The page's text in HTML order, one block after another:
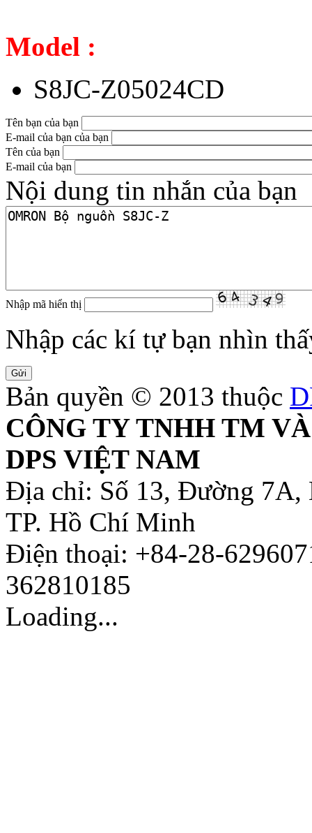
Model :
S8JC-Z05024CD
Tên bạn của bạn
E-mail của bạn của bạn
Tên của bạn
E-mail của bạn
Nội dung tin nhắn của bạn
Nhập mã hiển thị
Nhập các kí tự bạn nhìn
Bản quyền © 2013 thuộc
CÔNG TY TNHH TM
DPS VIỆT NAM
Địa chỉ: Số 13, Đường 7A,
TP. Hồ Chí Minh
Điện thoại: +84-28-
362810185
Loading...